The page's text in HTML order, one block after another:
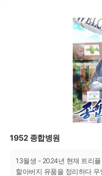
1952 종합병원
13월생 - 2024년 현재 트리
할아버지 유품을 정리하다